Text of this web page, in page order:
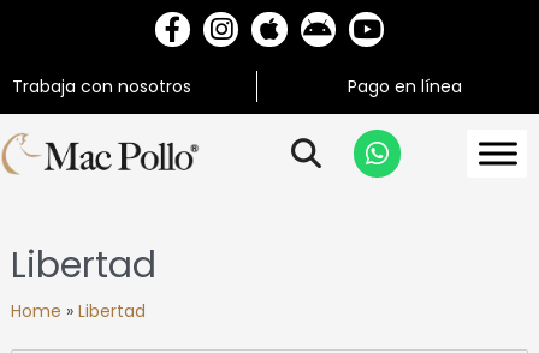
Trabaja con nosotros Pago en línea
Libertad
Home » Libertad